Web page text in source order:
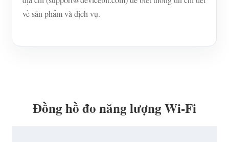
về sản phẩm và dịch vụ.
Đồng hồ đo năng lượng Wi-Fi